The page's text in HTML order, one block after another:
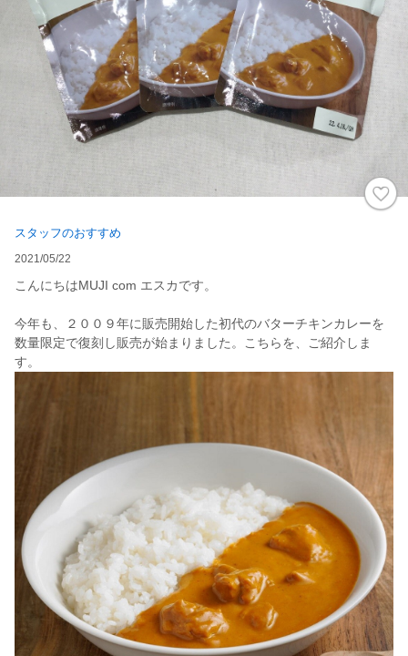
スタッフのおすすめ
2021/05/22
こんにちはMUJI com エスカです。
今年も、２００９年に販売開始した初代のバターチキンカレーを
数量限定で復刻し販売が始まりました。こちらを、ご紹介しま
す。